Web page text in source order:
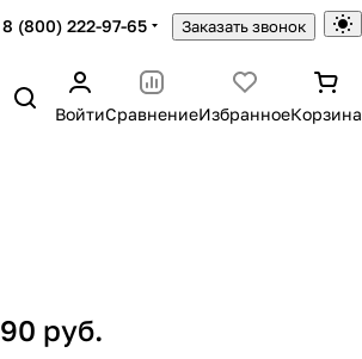
8 (800) 222-97-65 Заказать звонок
ВойтиСравнениеИзбранноеКорзина
руб.